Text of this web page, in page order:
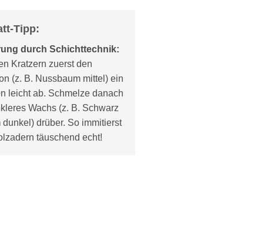
Tipp:
durch Schichttechnik:
Kratzern zuerst den
(z. B. Nussbaum mittel) ein
leicht ab. Schmelze danach
Wachs (z. B. Schwarz
drüber. So immitierst
täuschend echt!